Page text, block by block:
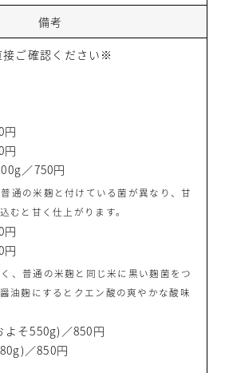
備考
ご確認ください※
円
円
／750円
通の米麹と付けている菌が異なり、甘
むと甘く仕上がります。
円
円
、普通の米麹と同じ米に黒い麹菌をつ
油麹にするとクエン酸の爽やかな酸味
そ550g)／850円
／850円